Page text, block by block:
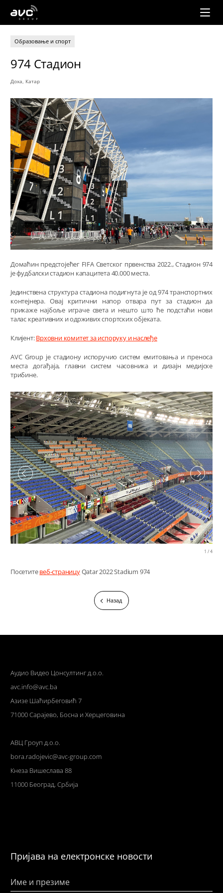
AVC
Образовање и спорт
974 Стадион
Доха, Катар
Домаћин предстојећег FIFAСветског првенства 2022., Стадион 974
је фудбалски стадион капацитета 40.000 места.
Јединствена структура стадиона подигнута је од 974 транспортних
контејнера. Овај критични напор отвара пут за стадион да
прикаже најбоље играче света и нешто што ће подстаћи нови
талас креативних и одрживих спортских објеката.
Клијент:Врховни комитет за испоруку и наслеђе
AVC Groupје стадиону испоручио систем емитовања и преноса
места догађаја, главни систем часовника и дизајн медијске
трибине.
1 /4
Посетитевеб-страницуQatar2022Stadium 974
Назад
Аудио Видео Цонсултинг д.о.о.
avc.info@avc.ba
Азизе Шаћирбеговић 7
71000 Сарајево, Босна и Херцеговина
АВЦ Гроуп д.о.о.
bora.radojevic@avc-group.com
Кнеза Вишеслава 88
11000 Београд, Србија
Пријава на електронске новости
Име и презиме